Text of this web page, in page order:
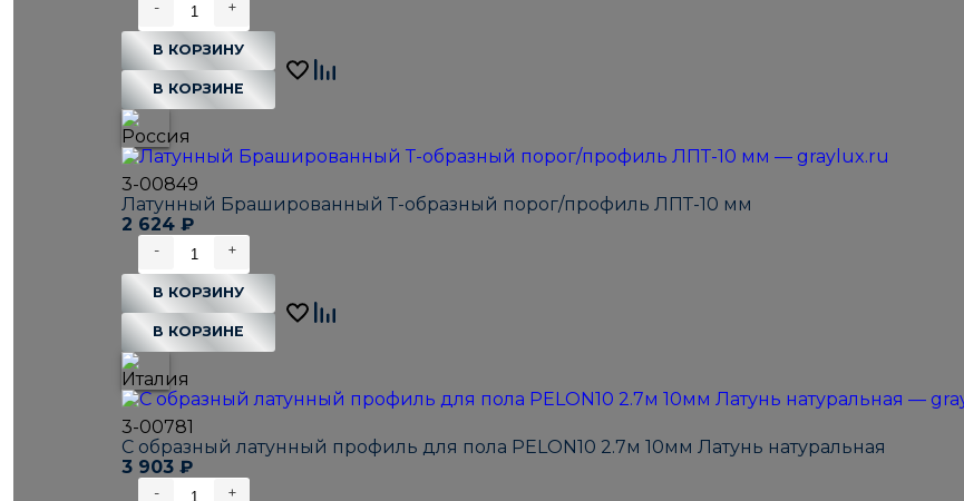
- +
В КОРЗИНУ
В КОРЗИНЕ
3-00849
Латунный Брашированный Т-образный порог/профиль ЛПТ-10 мм
2 624 ₽
- +
В КОРЗИНУ
В КОРЗИНЕ
3-00781
С образный латунный профиль для пола PELON10 2.7м 10мм Латунь натуральная
3 903 ₽
- +